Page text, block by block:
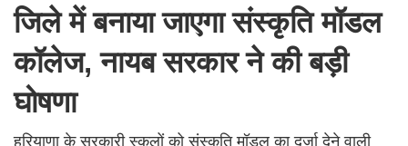
जिले में बनाया जाएगा संस्कृति मॉडल
कॉलेज, नायब सरकार ने की बड़ी
घोषणा
हरियाणा के सरकारी स्कूलों को संस्कृति मॉडल का दर्जा देने वाली